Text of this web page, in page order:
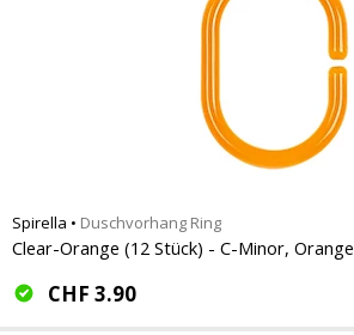
Spirella • Duschvorhang Ring
Clear-Orange (12 Stück) - C-Minor, Orange
CHF 3.90